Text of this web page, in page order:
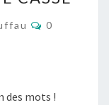
0
des mots !